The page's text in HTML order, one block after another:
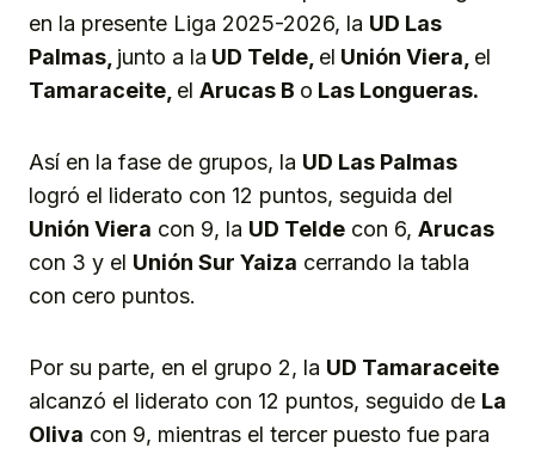
en la presente Liga 2025-2026, la UD Las
Palmas, junto a la UD Telde, el Unión Viera, el
Tamaraceite, el Arucas B o Las Longueras.
Así en la fase de grupos, la UD Las Palmas
logró el liderato con 12 puntos, seguida del
Unión Viera con 9, la UD Telde con 6, Arucas
con 3 y el Unión Sur Yaiza cerrando la tabla
con cero puntos.
Por su parte, en el grupo 2, la UD Tamaraceite
alcanzó el liderato con 12 puntos, seguido de La
Oliva con 9, mientras el tercer puesto fue para